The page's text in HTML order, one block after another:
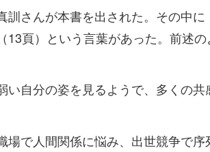
さんが本書を出された。その中に
13頁）という言葉があった。前述
自分の姿を見るようで、多くの
で人間関係に悩み、出世競争で